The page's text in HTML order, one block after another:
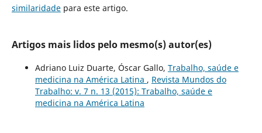
similaridadepara este artigo.
Artigos mais lidos pelo mesmo(s) autor(es)
Adriano Luiz Duarte, Óscar Gallo, Trabalho, saúde e
medicina na América Latina , Revista Mundos do
Trabalho: v. 7 n. 13 (2015): Trabalho, saúde e
medicina na América Latina